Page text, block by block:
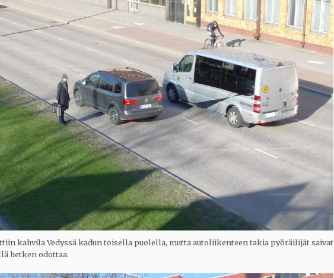
kahvila Vedyssä kadun toisella puolella, mutta autoliikenteen takia pyöräilijät saivat
hetken odottaa.